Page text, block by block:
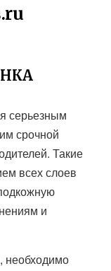
серьезным
срочной
Такие
всех слоев
и
необходимо